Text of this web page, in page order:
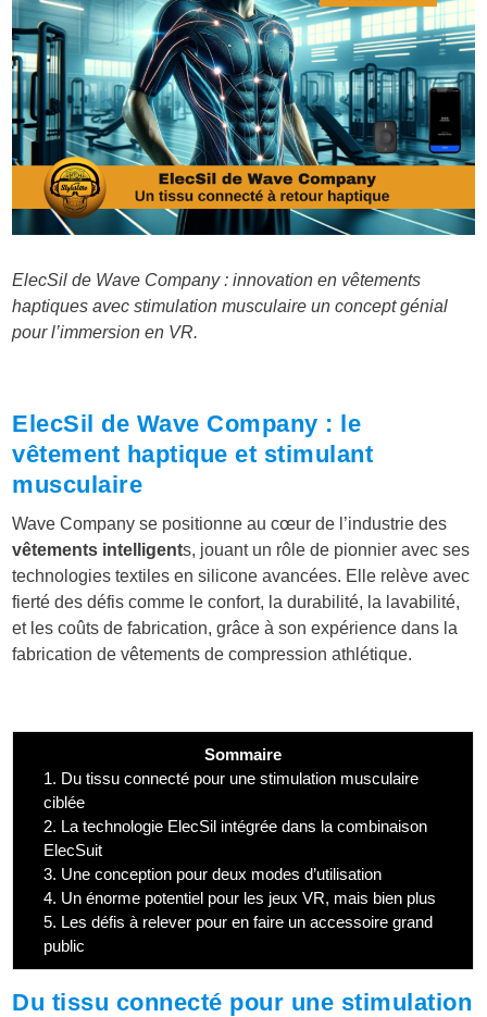
ElecSil de Wave Company : innovation en vêtements
haptiques avec stimulation musculaire un concept génial
pour l’immersion en VR.
ElecSil de Wave Company : le
vêtement haptique et stimulant
musculaire
Wave Company se positionne au cœur de l’industrie des
vêtements intelligents, jouant un rôle de pionnier avec ses
technologies textiles en silicone avancées. Elle relève avec
fierté des défis comme le confort, la durabilité, la lavabilité,
et les coûts de fabrication, grâce à son expérience dans la
fabrication de vêtements de compression athlétique.
Sommaire
1. Du tissu connecté pour une stimulation musculaire
ciblée
2. La technologie ElecSil intégrée dans la combinaison
ElecSuit
3. Une conception pour deux modes d’utilisation
4. Un énorme potentiel pour les jeux VR, mais bien plus
5. Les défis à relever pour en faire un accessoire grand
public
Du tissu connecté pour une stimulation